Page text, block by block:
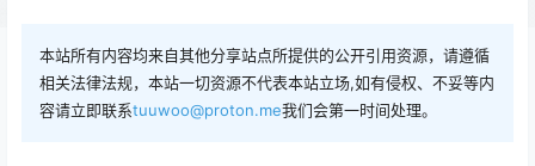
本站所有内容均来自其他分享站点所提供的公开引用资源，请遵循
相关法律法规，本站一切资源不代表本站立场,如有侵权、不妥等内
容请立即联系tuuwoo@proton.me我们会第一时间处理。